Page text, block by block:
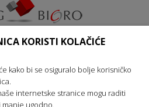
instrumenta suﬁnanciranog iz
razvoj u sklopu Operativnog
i kohezija“
KORISTI KOLAČIĆE
kako bi se osiguralo bolje korisničko
internetske stranice mogu raditi
ugodno.